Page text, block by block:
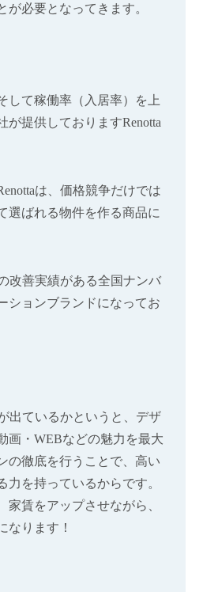
が必要となってきます。
して稼働率（入居率）を上
が提供しておりますRenotta
は、価格競争だけでは
選ばれる物件を作る商品に
改善実績がある全国ナンバ
ションブランドになってお
出ているかというと、デザ
画・WEBなどの魅力を最大
の徹底を行うことで、高い
力を持っているからです。
家賃をアップさせながら、
なります！